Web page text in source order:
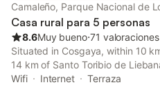
Camaleño, Parque Nacional de
Casa rural para 5 personas
8.6Muy bueno⋅71 valoraciones
Situated in Cosgaya, within 10
14 km of Santo Toribio de
Apartamentos La Hornera
Wifi Internet
Terraza